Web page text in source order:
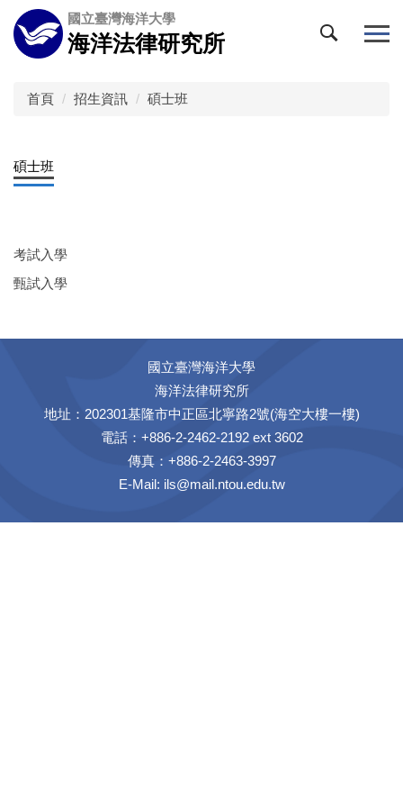
跳
到
主
國立臺灣海洋大學
海洋法律研究所
首頁 招生資訊 碩士班
碩士班
考試入學
甄試入學
國立臺灣海洋大學
海洋法律研究所
地址：202301基隆市中正區北寧路2號(海空大樓一樓)
電話：+886-2-2462-2192 ext 3602
傳真：+886-2-2463-3997
E-Mail: ils@mail.ntou.edu.tw